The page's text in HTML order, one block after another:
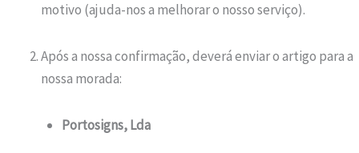
motivo (ajuda-nos a melhorar o nosso serviço).
Após a nossa confirmação, deverá enviar o artigo para a
nossa morada:
Portosigns, Lda